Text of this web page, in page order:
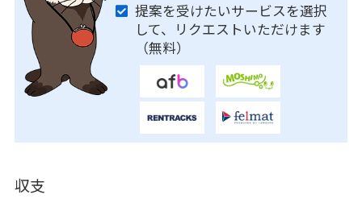
提案を受けたいサービスを選択
して、リクエストいただけます
（無料）
収支